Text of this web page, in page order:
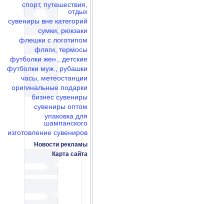
спорт, путешествия,
отдых
сувениры вне категорий
сумки, рюкзаки
флешки c логотипом
фляги, термосы
футболки жен., детские
футболки муж., рубашки
часы, метеостанции
оригинальные подарки
бизнес сувениры
сувениры оптом
упаковка для
шампанского
изготовление сувениров
Новости рекламы
Карта сайта